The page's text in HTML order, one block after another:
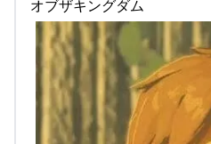
オブザキングダム